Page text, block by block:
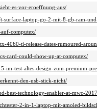
es-vor-eroeffnung-aus/
surface-laptop-go-2-mit-8-gb-ram-
computex/
4060-ti-release-dates-rumoured-
card-could-show-up-at-computex/
im-test-altes-design-zum-premium-
den-usb-stick-nicht/
best-technology-enabler-at-mwc-
2-in-1-laptop-mit-amoled-